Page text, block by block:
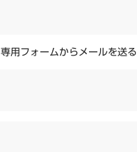
専用フォームからメールを送る